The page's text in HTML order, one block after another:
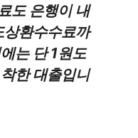
도 은행이 내
상환수수료까
는 단 1원도
한 대출입니